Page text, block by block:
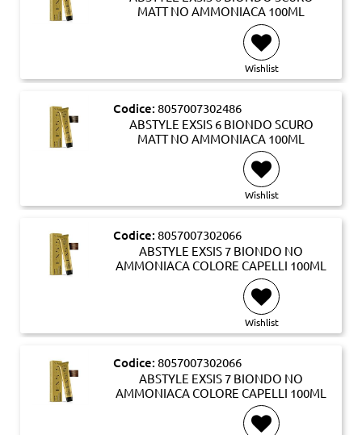
MATT NO AMMONIACA 100ML
Wishlist
Codice: 8057007302486
ABSTYLE EXSIS 6 BIONDO SCURO
MATT NO AMMONIACA 100ML
Wishlist
Codice: 8057007302066
ABSTYLE EXSIS 7 BIONDO NO
AMMONIACA COLORE CAPELLI 100ML
Wishlist
Codice: 8057007302066
ABSTYLE EXSIS 7 BIONDO NO
AMMONIACA COLORE CAPELLI 100ML